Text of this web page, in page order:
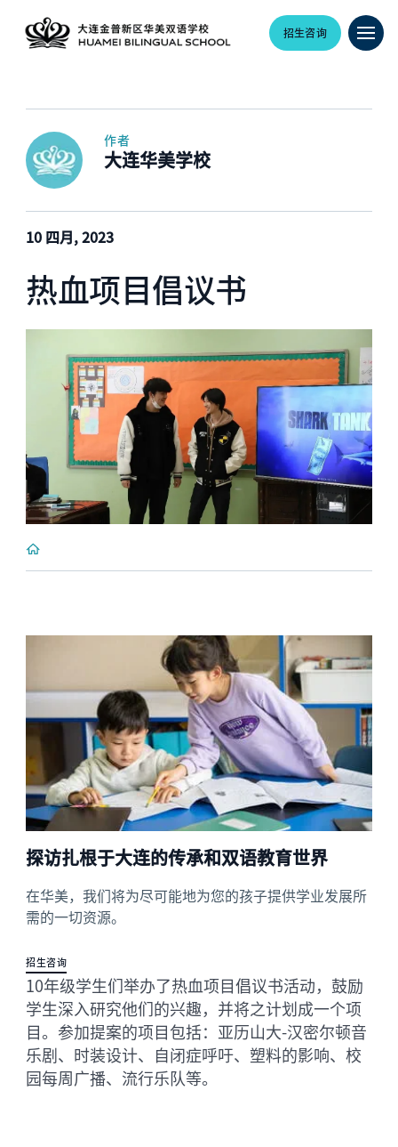
招生咨询
作者
大连华美学校
10 四月, 2023
热血项目倡议书
探访扎根于大连的传承和双语教育世界
在华美，我们将为尽可能地为您的孩子提供学业发展所
需的一切资源。
招生咨询
10年级学生们举办了热血项目倡议书活动，鼓励
学生深入研究他们的兴趣，并将之计划成一个项
目。参加提案的项目包括：亚历山大-汉密尔顿音
乐剧、时装设计、自闭症呼吁、塑料的影响、校
园每周广播、流行乐队等。